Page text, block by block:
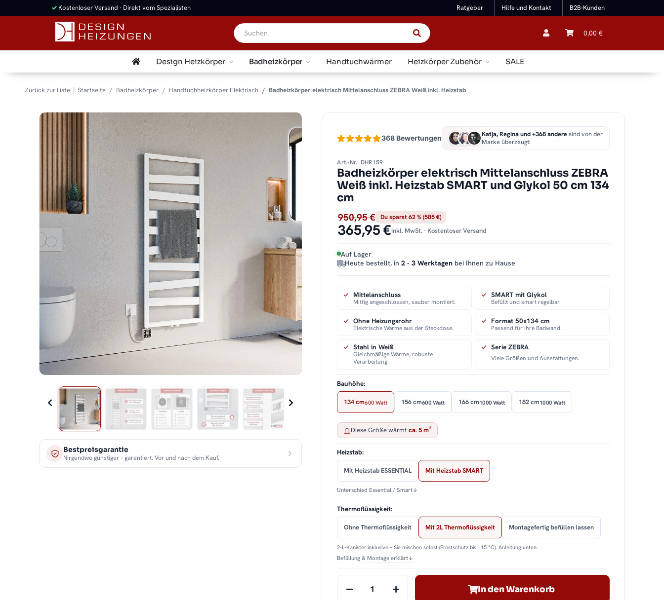
Ratgeber Hilfe und Kontakt B2B-Kunden
✓ Kostenloser Versand · Direkt vom Spezialisten
0,00 €
Design Heizkörper Badheizkörper Handtuchwärmer Heizkörper Zubehör SALE
Zurück zur Liste Startseite Badheizkörper Handtuchheizkörper Elektrisch Badheizkörper elektrisch Mittelanschluss ZEBRA Weiß inkl. Heizstab
Bestpreisgarantie
Nirgendwo günstiger – garantiert. Vor und nach dem Kauf.
368 Bewertungen Katja, Regina und +368 anderesind von der
Marke überzeugt!
Art.-Nr.: DHR159
Badheizkörper elektrisch Mittelanschluss ZEBRA
Weiß inkl. Heizstab SMART und Glykol 50 cm 134
cm
950,95 € Du sparst 62 % (585 €)
365,95 €inkl. MwSt. · Kostenloser Versand
Auf Lager
Heute bestellt, in2 - 3 Werktagen bei Ihnen zu Hause
Mittelanschluss
Mittig angeschlossen, sauber montiert.
SMART mit Glykol
Befüllt und smart regelbar.
Ohne Heizungsrohr
Elektrische Wärme aus der Steckdose.
Format 50x134 cm
Passend für Ihre Badwand.
Stahl in Weiß
Gleichmäßige Wärme, robuste
Verarbeitung.
Serie ZEBRA
Viele Größen und Ausstattungen.
Bauhöhe:
134 cm600 Watt 156 cm600 Watt 166 cm1000 Watt 182 cm1000 Watt
Diese Größe wärmtca. 5 m²
Heizstab:
Mit Heizstab ESSENTIAL Mit Heizstab SMART
Unterschied Essential / Smart↓
Thermoflüssigkeit:
Ohne Thermoflüssigkeit Mit 2L Thermoflüssigkeit Montagefertig befüllen lassen
2-L-Kanister inklusive – Sie mischen selbst (Frostschutz bis −15 °C). Anleitung unten.
Befüllung & Montage erklärt↓
In den Warenkorb